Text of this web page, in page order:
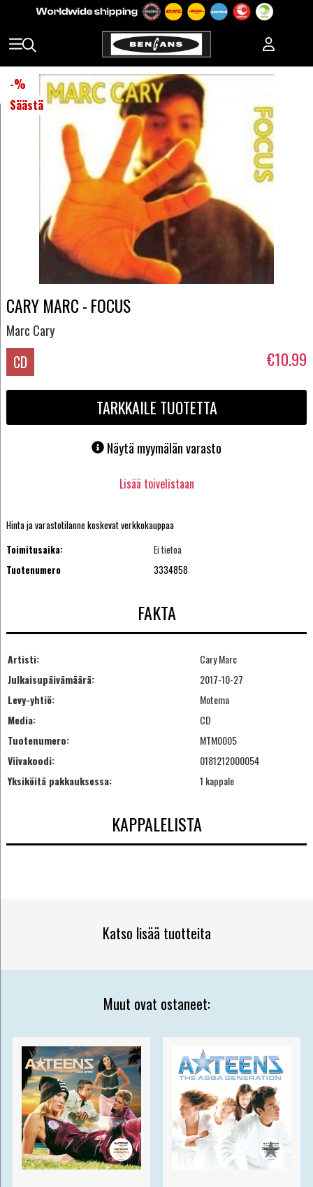
-%
Säästä
CARY MARC - FOCUS
Marc Cary
CD €10.99
TARKKAILE TUOTETTA
Näytä myymälän varasto
Lisää toivelistaan
Hinta ja varastotilanne koskevat verkkokauppaa
Toimitusaika:
Ei tietoa
Tuotenumero
3334858
FAKTA
Artisti:
Cary Marc
Julkaisupäivämäärä:
2017-10-27
Levy-yhtiö:
Motema
Media:
CD
Tuotenumero:
MTM0005
Viivakoodi:
0181212000054
Yksiköitä pakkauksessa:
1 kappale
KAPPALELISTA
Katso lisää tuotteita
Muut ovat ostaneet: